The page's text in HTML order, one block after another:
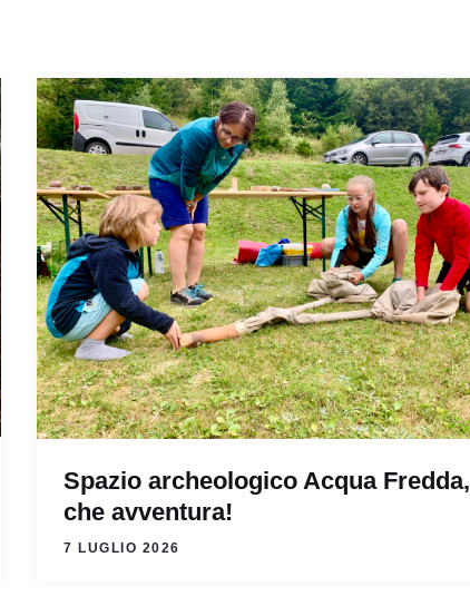
Spazio archeologico Acqua Fredda,
che avventura!
7 LUGLIO 2026